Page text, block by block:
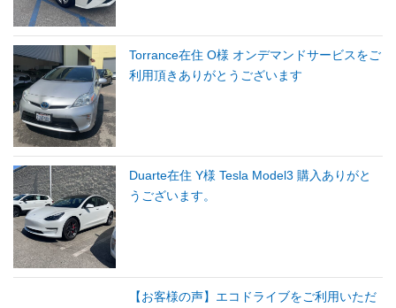
Torrance在住 O様 オンデマンドサービスをご
利用頂きありがとうございます
Duarte在住 Y様 Tesla Model3 購入ありがと
うございます。
【お客様の声】エコドライブをご利用いただ